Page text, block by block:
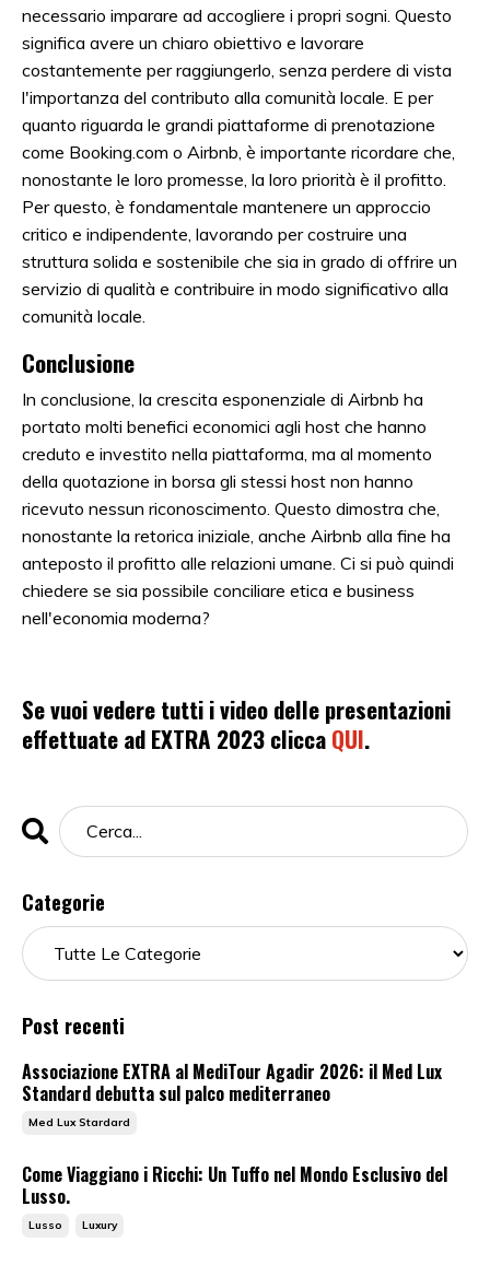
necessario imparare ad accogliere i propri sogni. Questo
significa avere un chiaro obiettivo e lavorare
costantemente per raggiungerlo, senza perdere di vista
l'importanza del contributo alla comunità locale. E per
quanto riguarda le grandi piattaforme di prenotazione
come Booking.com o Airbnb, è importante ricordare che,
nonostante le loro promesse, la loro priorità è il profitto.
Per questo, è fondamentale mantenere un approccio
critico e indipendente, lavorando per costruire una
struttura solida e sostenibile che sia in grado di offrire un
servizio di qualità e contribuire in modo significativo alla
comunità locale.
Conclusione
In conclusione, la crescita esponenziale di Airbnb ha
portato molti benefici economici agli host che hanno
creduto e investito nella piattaforma, ma al momento
della quotazione in borsa gli stessi host non hanno
ricevuto nessun riconoscimento. Questo dimostra che,
nonostante la retorica iniziale, anche Airbnb alla fine ha
anteposto il profitto alle relazioni umane. Ci si può quindi
chiedere se sia possibile conciliare etica e business
nell'economia moderna?
Se vuoi vedere tutti i video delle presentazioni
effettuate ad EXTRA 2023 cliccaQUI.
Categorie
Post recenti
Associazione EXTRA al MediTour Agadir 2026: il Med Lux
Standard debutta sul palco mediterraneo
Med Lux Stardard
Come Viaggiano i Ricchi: Un Tuffo nel Mondo Esclusivo del
Lusso.
Lusso Luxury